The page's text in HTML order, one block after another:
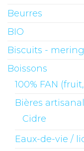
Beurres
BIO
Biscuits -
Boissons
100% FAN
Bières
Cidre
Eaux-de-vie /